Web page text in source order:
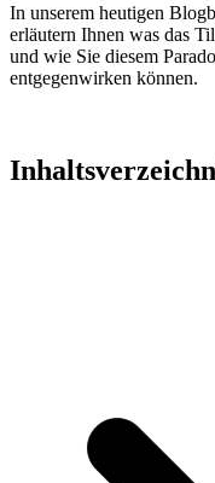
In unserem heutigen
erläutern Ihnen was das
und wie Sie diesem
entgegenwirken können.